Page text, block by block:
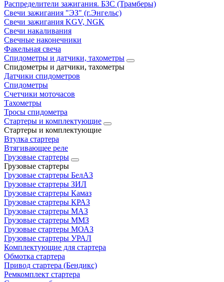
Распределители зажигания. БЗС (Трамберы)
Свечи зажигания "ЭЗ" (г.Энгельс)
Свечи зажигания KGV, NGK
Свечи накаливания
Свечные наконечники
Факельная свеча
Спидометры и датчики, тахометры
Спидометры и датчики, тахометры
Датчики спидометров
Спидометры
Счетчики моточасов
Тахометры
Тросы спидометра
Стартеры и комплектующие
Стартеры и комплектующие
Втулка стартера
Втягивающее реле
Грузовые стартеры
Грузовые стартеры
Грузовые стартеры БелАЗ
Грузовые стартеры ЗИЛ
Грузовые стартеры Камаз
Грузовые стартеры КРАЗ
Грузовые стартеры МАЗ
Грузовые стартеры ММЗ
Грузовые стартеры МОАЗ
Грузовые стартеры УРАЛ
Комплектующие для стартера
Обмотка стартера
Привод стартера (Бендикс)
Ремкомплект стартера